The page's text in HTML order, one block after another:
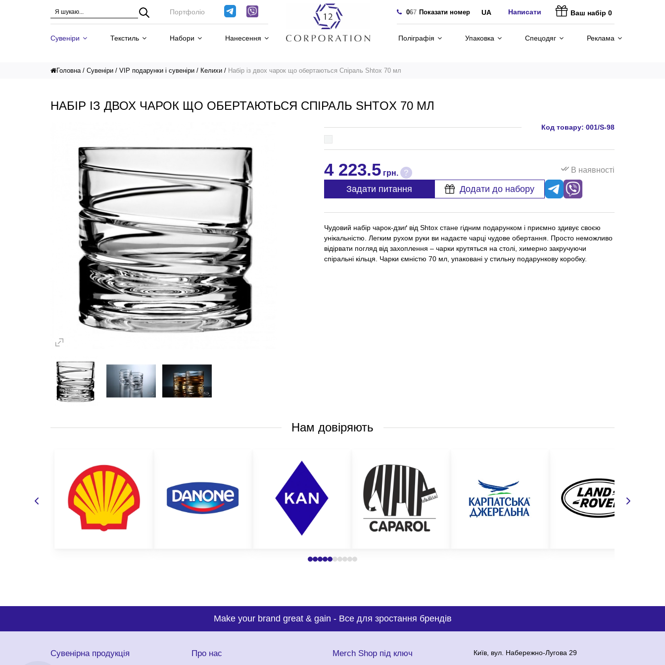
Портфоліо 067 Показати номер UA Написати Ваш набір 0
Сувеніри Текстиль Набори Нанесення Поліграфія Упаковка Спецодяг Реклама
Головна Сувеніри VIP подарунки і сувеніри Келихи Набір із двох чарок що обертаються Спіраль Shtox 70 мл
НАБІР ІЗ ДВОХ ЧАРОК ЩО ОБЕРТАЮТЬСЯ СПІРАЛЬ SHTOX 70 МЛ
Код товару: 001/S-98
4 223.5грн. ? В наявності
Задати питання Додати до набору
Чудовий набір чарок-дзиґ від Shtox стане гідним подарунком і приємно здивує своєю
унікальністю. Легким рухом руки ви надаєте чарці чудове обертання. Просто неможливо
відірвати погляд від захоплення – чарки крутяться на столі, химерно закручуючи
спіральні кільця. Чарки ємністю 70 мл, упаковані у стильну подарункову коробку.
Нам довіряють
Make your brand great & gain -Все для зростання брендів
Сувенірна продукція Про нас Merch Shop під ключ
Київ, вул. Набережно-Лугова 29